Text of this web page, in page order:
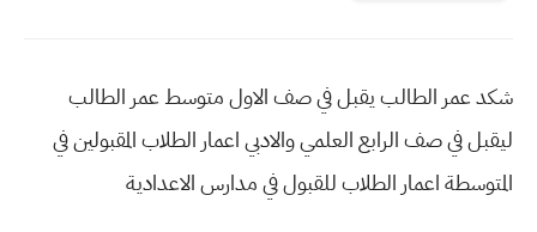
شكد عمر الطالب يقبل في صف الاول متوسط عمر الطالب
ليقبل في صف الرابع العلمي والادبي اعمار الطلاب المقبولين في
المتوسطة اعمار الطلاب للقبول في مدارس الاعدادية